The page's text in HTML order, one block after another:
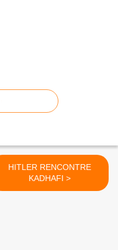
HITLER RENCONTRE
KADHAFI >